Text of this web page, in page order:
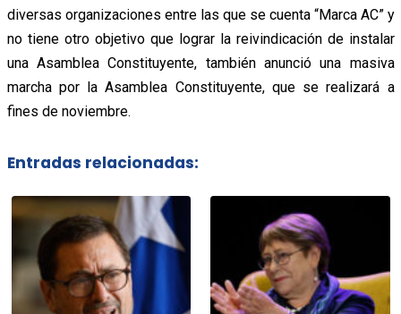
diversas organizaciones entre las que se cuenta “Marca AC” y
no tiene otro objetivo que lograr la reivindicación de instalar
una Asamblea Constituyente, también anunció una masiva
marcha por la Asamblea Constituyente, que se realizará a
fines de noviembre.
Entradas relacionadas: